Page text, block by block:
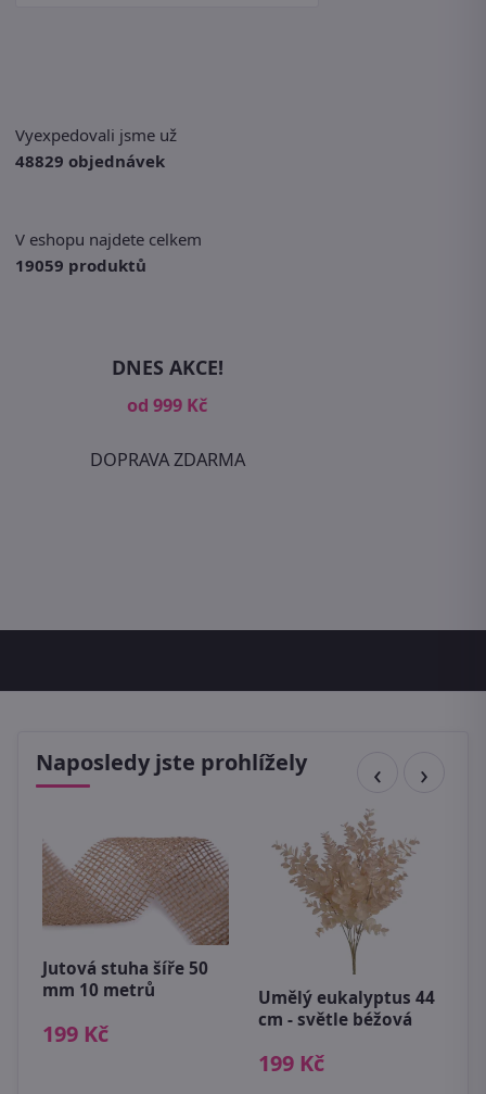
Vyexpedovali jsme už
48829 objednávek
V eshopu najdete celkem
19059 produktů
DNES AKCE!
od 999 Kč
DOPRAVA ZDARMA
Naposledy jste prohlížely
Jutová stuha šíře 50
mm 10 metrů
199 Kč
Umělý eukalyptus 44
cm - světle béžová
199 Kč